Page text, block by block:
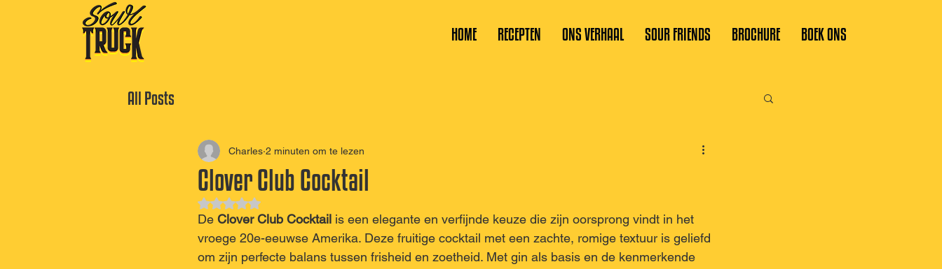
HOME RECEPTEN ONS VERHAAL SOUR FRIENDS BROCHURE BOEK ONS
All Posts
Clover Club Cocktail
Charles 2 minuten om te lezen
Beoordeeld met NaN uit 5 sterren.
De Clover Club Cocktail is een elegante en verfijnde keuze die zijn oorsprong vindt in het
vroege 20e-eeuwse Amerika. Deze fruitige cocktail met een zachte, romige textuur is geliefd
om zijn perfecte balans tussen frisheid en zoetheid. Met gin als basis en de kenmerkende